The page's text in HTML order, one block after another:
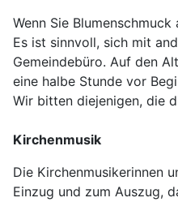
Wenn Sie
Es ist sinnvoll, sich mit
Gemeindebüro. Auf den
eine halbe Stunde vor
Wir bitten diejenigen, die
Kirchenmusik
Die Kirchenmusikerinnen
Einzug und zum Auszug,